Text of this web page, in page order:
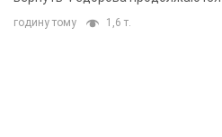
годину тому 1,6 т.